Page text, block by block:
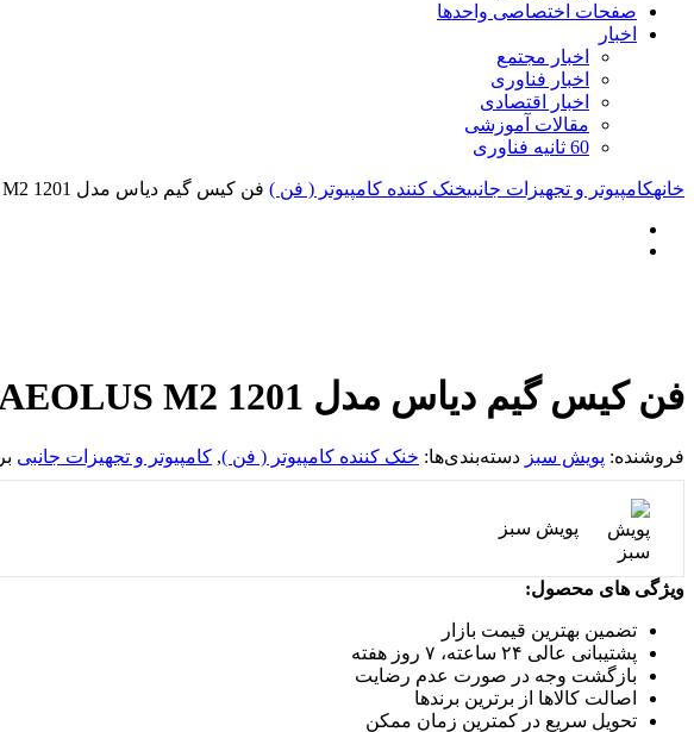
صفحات اختصاصی واحدها
اخبار
اخبار مجتمع
اخبار فناوری
اخبار اقتصادی
مقالات آموزشی
60 ثانیه فناوری
خانهکامپیوتر و تجهیزات جانبیخنک کننده کامپیوتر ( فن ) فن کیس گیم دیاس مدل AEOLUS M2 1201
فن کیس گیم دیاس مدل AEOLUS M2 1201
فروشنده: پویش سبز دسته‌بندی‌ها: خنک کننده کامپیوتر ( فن ), کامپیوتر و تجهیزات جانبی
پویش سبز
ویژگی های محصول:
تضمین بهترین قیمت بازار
پشتیبانی عالی ۲۴ ساعته، ۷ روز هفته
بازگشت وجه در صورت عدم رضایت
اصالت کالاها از برترین برندها
تحویل سریع در کمترین زمان ممکن